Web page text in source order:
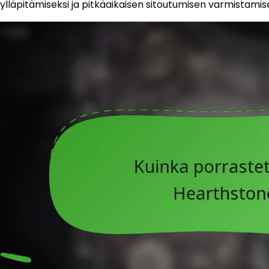
ylläpitämiseksi ja pitkäaikaisen sitoutumisen